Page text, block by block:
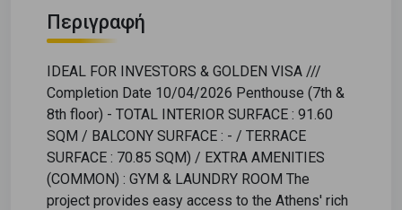
Περιγραφή
IDEAL FOR INVESTORS & GOLDEN VISA ///
Completion Date 10/04/2026 Penthouse (7th &
8th floor) - TOTAL INTERIOR SURFACE : 91.60
SQM / BALCONY SURFACE : - / TERRACE
SURFACE : 70.85 SQM) / EXTRA AMENITIES
(COMMON) : GYM & LAUNDRY ROOM The
project provides easy access to the Athens' rich